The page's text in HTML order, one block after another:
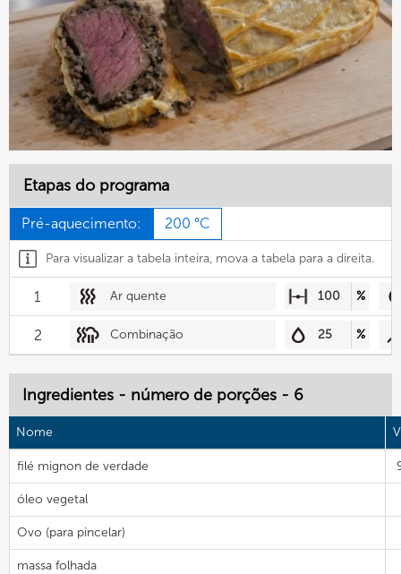
Etapas do programa
Pré-aquecimento: 200 °C
Para visualizar a tabela inteira, mova a tabela para a direita.
1 Ar quente 100 %
2 Combinação 25 %
Ingredientes - número de porções - 6
Nome
filé mignon de verdade
óleo vegetal
Ovo (para pincelar)
massa folhada